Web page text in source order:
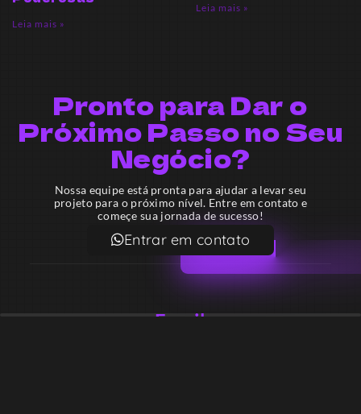
Leia mais »
Leia mais »
Pronto para Dar o
Próximo Passo no Seu
Negócio?
Nossa equipe está pronta para ajudar a levar seu
projeto para o próximo nível. Entre em contato e
começe sua jornada de sucesso!
Entrar em contato
Email